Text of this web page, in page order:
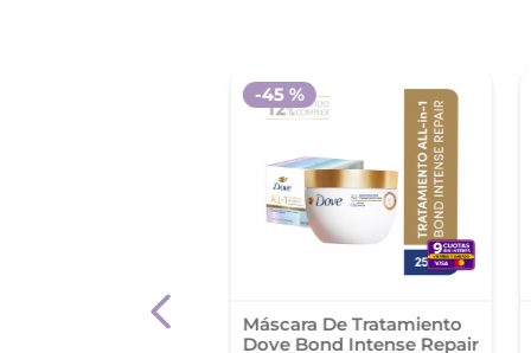
Mascarilla Con
Máscara De Tratamiento
Dove Bond Intense Repair
-45 %